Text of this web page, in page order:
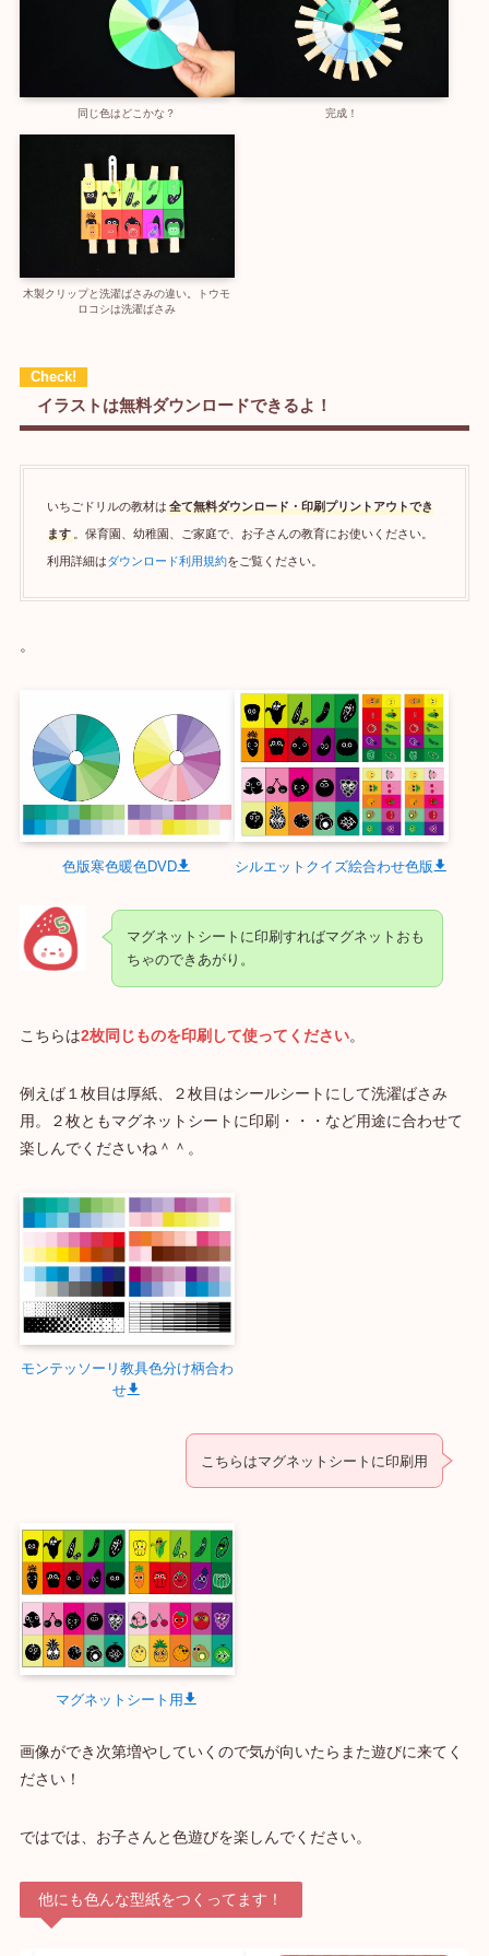
同じ色はどこかな？
木製クリップと洗濯ばさみの違い。トウモ
ロコシは洗濯ばさみ
完成！
イラストは無料ダウンロードできるよ！
いちごドリルの教材は 全て無料ダウンロード・印刷プリントアウトでき
ます。保育園、幼稚園、ご家庭で、お子さんの教育にお使いください。
利用詳細はダウンロード利用規約をご覧ください。
。
色版寒色暖色DVD シルエットクイズ絵合わせ色版
マグネットシートに印刷すればマグネットおも
ちゃのできあがり。
こちらは2枚同じものを印刷して使ってください。
例えば１枚目は厚紙、２枚目はシールシートにして洗濯ばさみ
用。２枚ともマグネットシートに印刷・・・など用途に合わせて
楽しんでくださいね＾＾。
モンテッソーリ教具色分け柄合わ
せ
こちらはマグネットシートに印刷用
マグネットシート用
画像ができ次第増やしていくので気が向いたらまた遊びに来てく
ださい！
ではでは、お子さんと色遊びを楽しんでください。
他にも色んな型紙をつくってます！